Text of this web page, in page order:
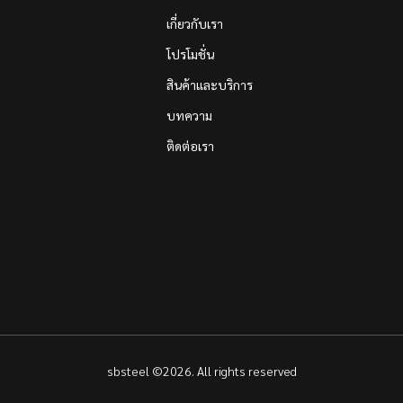
เกี่ยวกับเรา
โปรโมชั่น
สินค้าและบริการ
บทความ
ติดต่อเรา
sbsteel ©2026. All rights reserved